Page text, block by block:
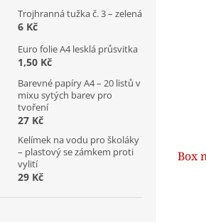
Trojhranná tužka č. 3 – zelená
6 Kč
Euro folie A4 lesklá průsvitka
1,50 Kč
Barevné papíry A4 – 20 listů v
mixu sytých barev pro
tvoření
27 Kč
Kelímek na vodu pro školáky
– plastový se zámkem proti
vylití
29 Kč
Box